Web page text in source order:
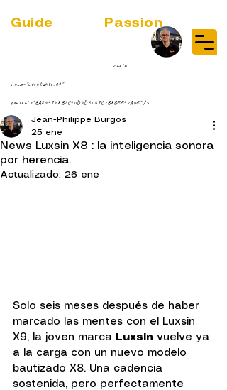
Guide Passion
<meta
name="msvalidate.01"
content="BA845948B1C10D4D5069C2B8BEE52A0E" />
News Luxsin X8 : la inteligencia sonora
por herencia.
Jean-Philippe Burgos
25 ene
Actualizado: 26 ene
Solo seis meses después de haber
marcado las mentes con el Luxsin
X9, la joven marca Luxsin vuelve ya
a la carga con un nuevo modelo
bautizado X8. Una cadencia
sostenida, pero perfectamente